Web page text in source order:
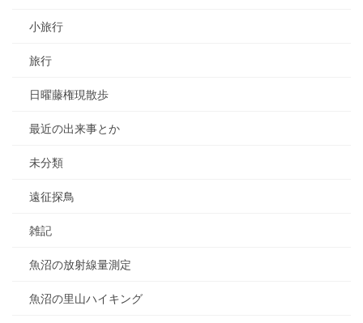
小旅行
旅行
日曜藤権現散歩
最近の出来事とか
未分類
遠征探鳥
雑記
魚沼の放射線量測定
魚沼の里山ハイキング